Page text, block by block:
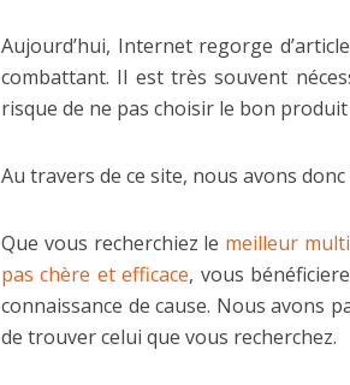
Aujourd’hui, Internet regorge
combattant. Il est très souvent
risque de ne pas choisir le bon
Au travers de ce site, nous avons
Que vous recherchiez le meilleur
pas chère et efficace, vous
connaissance de cause. Nous avons
de trouver celui que vous recherchez.